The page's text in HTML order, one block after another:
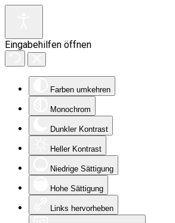
Eingabehilfen öffnen
Farben umkehren
Monochrom
Dunkler Kontrast
Heller Kontrast
Niedrige Sättigung
Hohe Sättigung
Links hervorheben